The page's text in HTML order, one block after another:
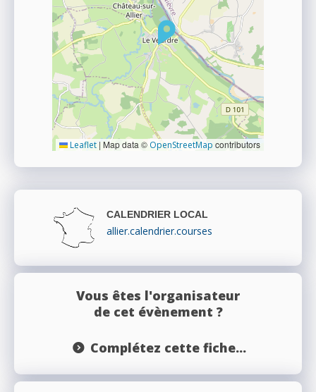
Leaflet | Map data © OpenStreetMap contributors
CALENDRIER LOCAL
allier.calendrier.courses
Vous êtes l'organisateur
de cet évènement ?
Complétez cette fiche...